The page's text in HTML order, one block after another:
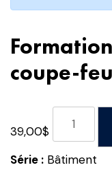
coupe-feu
39,00$
Formation
3
Série : Bâtiment